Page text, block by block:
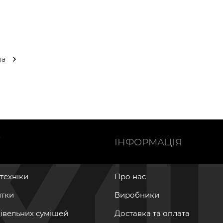
сумішей
ІНФОРМАЦІЯ
Про нас
Виробники
Доставка та оплата